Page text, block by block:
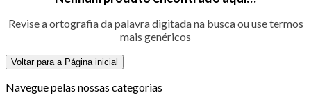
Revise a ortografia da palavra digitada na busca ou use termos
mais genéricos
Voltar para a Página inicial
Navegue pelas nossas categorias